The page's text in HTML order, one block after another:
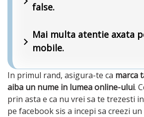
false.
Mai multa atentie axata
mobile.
In primul rand, asigura-te ca marca
aiba un nume in lumea online-ului.
prin asta e ca nu vrei sa te trezesti
pe facebook sis a incepi sa creezi